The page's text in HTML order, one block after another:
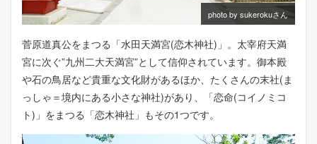
photo by sukerokuさん
菅原道真公をまつる「水田天満宮(恋木神社)」。太宰府天満
宮に次ぐ”九州二大天満宮”として信仰されています。御本殿
や石の鳥居など貴重な文化財があるほか、たくさんの末社(ま
っしゃ＝境内にある小さな神社)があり、「恋命(コイノミコ
ト)」をまつる「恋木神社」もその1つです。